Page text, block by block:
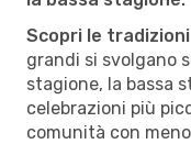
Scopri le
grandi si svolgano
stagione, la bassa
celebrazioni più
comunità con